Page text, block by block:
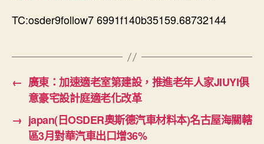
TC:osder9follow7 6991f140b35159.68732144
← 廣東：加速適老室第建設，推進老年人家JIUYI俱
意豪宅設計庭適老化改革
→ japan(日OSDER奧斯德汽車材料本)名古屋海關轄
區3月對華汽車出口增36%